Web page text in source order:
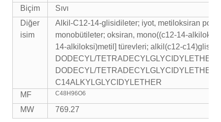
Biçim
Sıvı
Diğer
isim
Alkil-C12-14-glisidileter; iyot, metiloksiran
monobütileter; oksiran, mono((c12-14-
14-alkiloksi)metil] türevleri; alkil(c12-
DODECYL/TETRADECYLGLYCIDYLETHER;
DODECYL/TETRADECYLGLYCIDYLETHER,
C14ALKYLGLYCIDYLETHER
MF
C48H96O6
MW 769.27